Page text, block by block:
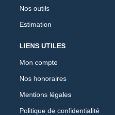
Nos outils
Estimation
LIENS UTILES
Mon compte
Nos honoraires
Mentions légales
Politique de confidentialité